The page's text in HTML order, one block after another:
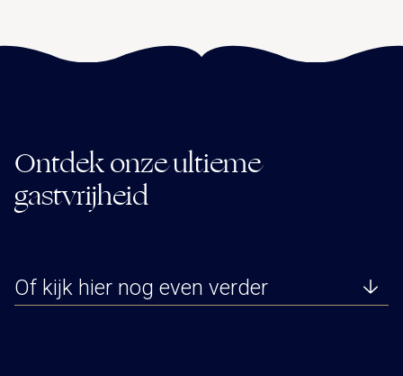
Ontdek onze ultieme
gastvrijheid
Of kijk hier nog even verder